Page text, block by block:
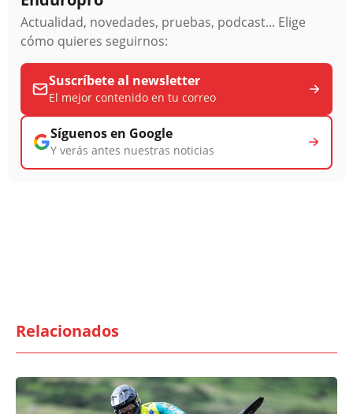
Actualidad, novedades, pruebas, podcast... Elige
cómo quieres seguirnos:
Suscríbete al newsletter
El mejor contenido en tu correo
Síguenos en Google
Y verás antes nuestras noticias
Relacionados